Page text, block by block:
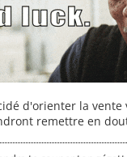
d'orienter la
remettre en